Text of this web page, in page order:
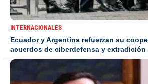
INTERNACIONALES
Ecuador y Argentina refuerzan su
acuerdos de ciberdefensa y extradición